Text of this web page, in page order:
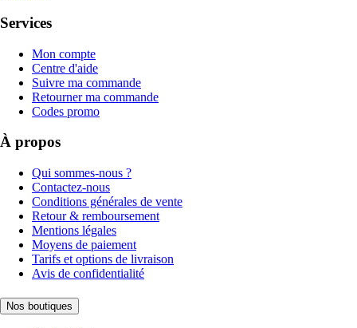
Services
Mon compte
Centre d'aide
Suivre ma commande
Retourner ma commande
Codes promo
À propos
Qui sommes-nous ?
Contactez-nous
Conditions générales de vente
Retour & remboursement
Mentions légales
Moyens de paiement
Tarifs et options de livraison
Avis de confidentialité
Nos boutiques